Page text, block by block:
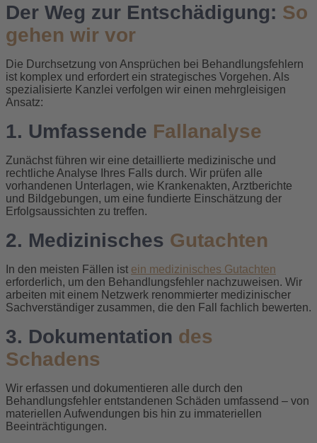
Der Weg zur Entschädigung: So
gehen wir vor
Die Durchsetzung von Ansprüchen bei Behandlungsfehlern
ist komplex und erfordert ein strategisches Vorgehen. Als
spezialisierte Kanzlei verfolgen wir einen mehrgleisigen
Ansatz:
1. Umfassende Fallanalyse
Zunächst führen wir eine detaillierte medizinische und
rechtliche Analyse Ihres Falls durch. Wir prüfen alle
vorhandenen Unterlagen, wie Krankenakten, Arztberichte
und Bildgebungen, um eine fundierte Einschätzung der
Erfolgsaussichten zu treffen.
2. Medizinisches Gutachten
In den meisten Fällen ist ein medizinisches Gutachten
erforderlich, um den Behandlungsfehler nachzuweisen. Wir
arbeiten mit einem Netzwerk renommierter medizinischer
Sachverständiger zusammen, die den Fall fachlich bewerten.
3. Dokumentation des
Schadens
Wir erfassen und dokumentieren alle durch den
Behandlungsfehler entstandenen Schäden umfassend – von
materiellen Aufwendungen bis hin zu immateriellen
Beeinträchtigungen.